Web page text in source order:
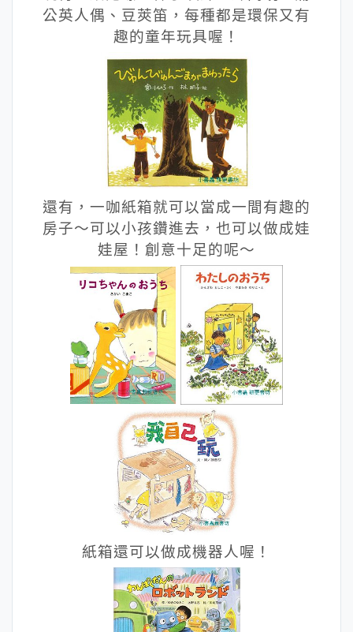
公英人偶、豆莢笛，每種都是環保又有
趣的童年玩具喔！
還有，一咖紙箱就可以當成一間有趣的
房子～可以小孩鑽進去，也可以做成娃
娃屋！創意十足的呢～
紙箱還可以做成機器人喔！